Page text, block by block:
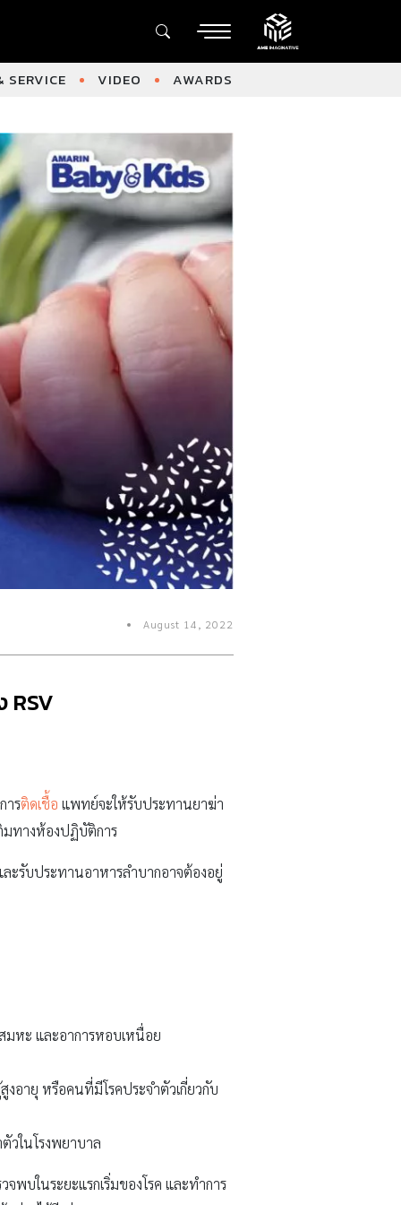
SERVICE VIDEO AWARDS
August 14, 2022
RSV
ารติดเชื้อ แพทย์จะให้รับประทานยาฆ่า
มทางห้องปฏิบัติการ
ะรับประทานอาหารลำบากอาจต้องอยู่
หะ และอาการหอบเหนื่อย
งอายุ หรือคนที่มีโรคประจำตัวเกี่ยวกับ
วในโรงพยาบาล
พบในระยะแรกเริ่มของโรค และทำการ